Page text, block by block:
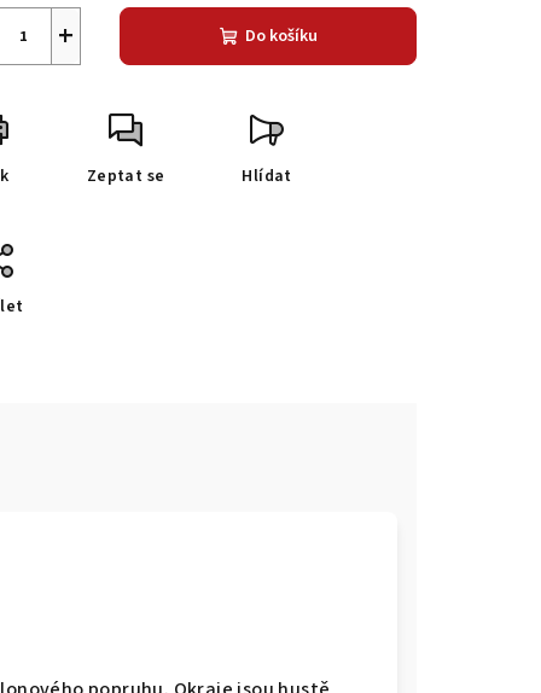
+ Do košíku
Zeptat se Hlídat